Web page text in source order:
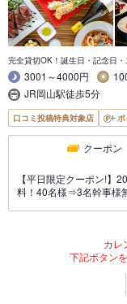
完全貸切OK！誕生日・記念日
3001～4000円
JR岡山駅徒歩5分
口コミ投稿特典対象店
クーポン
【平日限定クーポン!
料！40名様⇒3名幹事様
カレ
下記ボタン